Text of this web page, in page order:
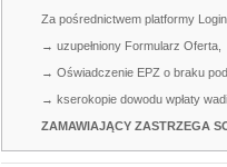
Za pośrednictwem platformy
→ uzupełniony Formularz Oferta,
→ Oświadczenie EPZ o braku
→ kserokopie dowodu wpłaty
ZAMAWIAJĄCY ZASTRZEGA